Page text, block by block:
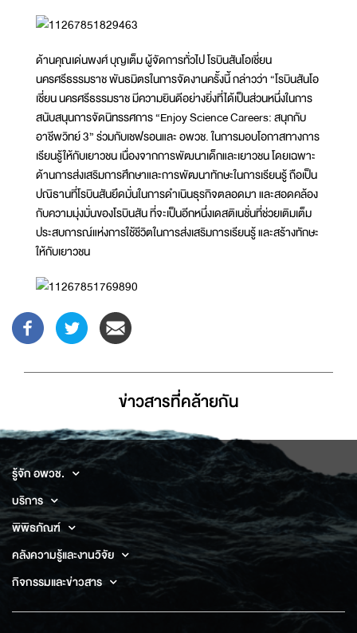
ด้านคุณเด่นพงศ์ บุญเต็ม ผู้จัดการทั่วไป โรบินสันโอเชี่ยน
นครศรีธรรมราช พันธมิตรในการจัดงานครั้งนี้ กล่าวว่า “โรบินสันโอ
เชี่ยน นครศรีธรรมราช มีความยินดีอย่างยิ่งที่ได้เป็นส่วนหนึ่งในการ
สนับสนุนการจัดนิทรรศการ “Enjoy Science Careers: สนุกกับ
อาชีพวิทย์ 3” ร่วมกับเชฟรอนและ อพวช. ในการมอบโอกาสทางการ
เรียนรู้ให้กับเยาวชน เนื่องจากการพัฒนาเด็กและเยาวชน โดยเฉพาะ
ด้านการส่งเสริมการศึกษาและการพัฒนาทักษะในการเรียนรู้ ถือเป็น
ปณิธานที่โรบินสันยึดมั่นในการดำเนินธุรกิจตลอดมา และสอดคล้อง
กับความมุ่งมั่นของโรบินสัน ที่จะเป็นอีกหนึ่งเดสติเนชั่นที่ช่วยเติมเต็ม
ประสบการณ์แห่งการใช้ชีวิตในการส่งเสริมการเรียนรู้ และสร้างทักษะ
ให้กับเยาวชน
ข่าวสารที่่คล้ายกัน
รู้จัก อพวช.
บริการ
พิพิธภัณฑ์
คลังความรู้และงานวิจัย
กิจกรรมและข่าวสาร